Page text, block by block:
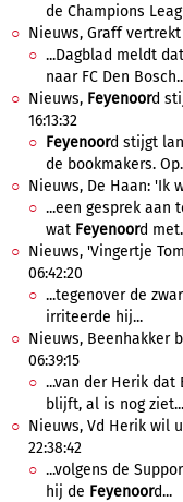
de Champions
Nieuws, Graff vertrekt
...Dagblad meldt
naar FC Den
Nieuws, Feyenoord
16:13:32
Feyenoord stijgt
de bookmakers.
Nieuws, De Haan: 'Ik
...een gesprek aan
wat Feyenoord
Nieuws, 'Vingertje
06:42:20
...tegenover de
irriteerde hij...
Nieuws, Beenhakker
06:39:15
...van der Herik dat
blijft, al is nog ziet...
Nieuws, Vd Herik wil
22:38:42
...volgens de
hij de Feyenoord...